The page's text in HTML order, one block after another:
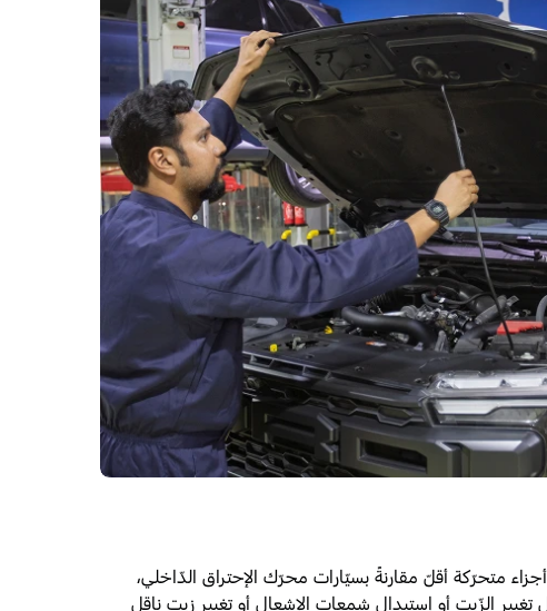
متحرّكة أقلّ مقارنةً بسيّارات محرّك الإحتراق الدّاخلي،
تغيير الزّيت أو إستبدال شمعات الإشعال أو تغيير زيت ناقل